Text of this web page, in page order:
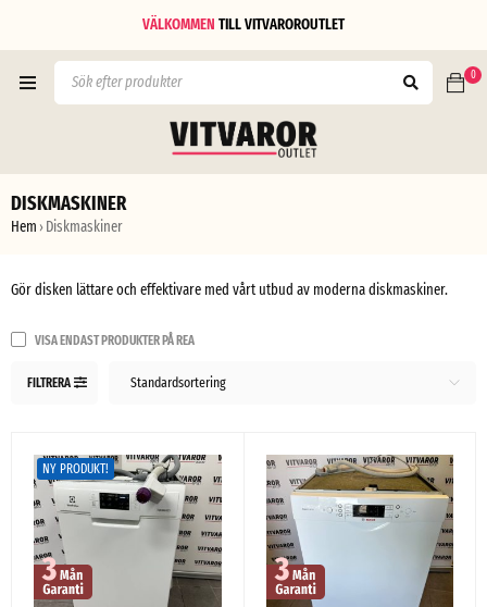
VÄLKOMMEN TILLVITVAROROUTLET
0
DISKMASKINER
Hem › Diskmaskiner
Gör disken lättare och effektivare med vårt utbud av moderna diskmaskiner.
FILTRERA Standardsortering
VISA ENDAST PRODUKTER PÅ REA
NY PRODUKT!